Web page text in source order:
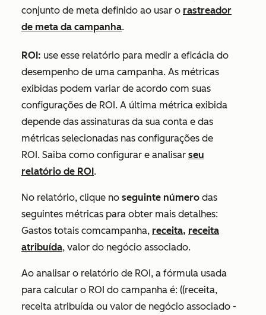
conjunto de meta definido ao usar o rastreador
de meta da campanha.
ROI: use esse relatório para medir a eficácia do
desempenho de uma campanha. As métricas
exibidas podem variar de acordo com suas
configurações de ROI. A última métrica exibida
depende das assinaturas da sua conta e das
métricas selecionadas nas configurações de
ROI. Saiba como configurar e analisar seu
relatório de ROI.
No relatório, clique no seguinte número das
seguintes métricas para obter mais detalhes:
Gastos totais comcampanha, receita, receita
atribuída, valor do negócio associado.
Ao analisar o relatório de ROI, a fórmula usada
para calcular o ROI do campanha é: ((receita,
receita atribuída ou valor de negócio associado -